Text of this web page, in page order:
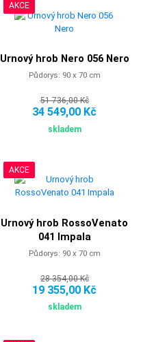
AKCE
Urnový hrob Nero 056 Nero
Půdorys: 90 x 70 cm
51 736,00 Kč
34 549,00 Kč
skladem
AKCE
Urnový hrob RossoVenato
041 Impala
Půdorys: 90 x 70 cm
28 354,00 Kč
19 355,00 Kč
skladem